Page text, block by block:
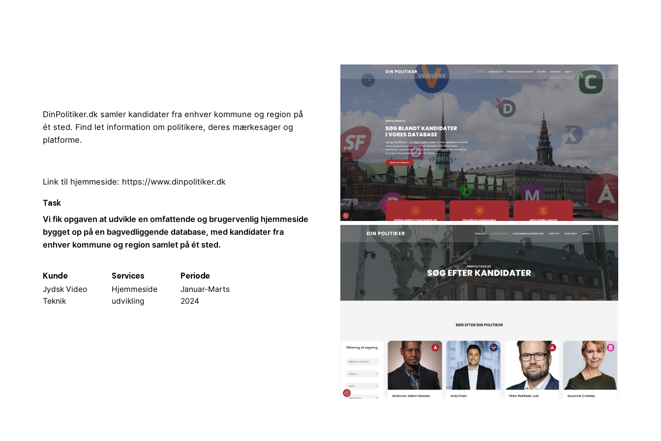
DinPolitiker.dk samler kandidater fra enhver kommune og region på
ét sted. Find let information om politikere, deres mærkesager og
platforme.
Link til hjemmeside: https://www.dinpolitiker.dk
Task
Vi fik opgaven at udvikle en omfattende og brugervenlig hjemmeside
bygget op på en bagvedliggende database, med kandidater fra
enhver kommune og region samlet på ét sted.
Kunde
Jydsk Video
Teknik
Services
Hjemmeside
udvikling
Periode
Januar-Marts
2024